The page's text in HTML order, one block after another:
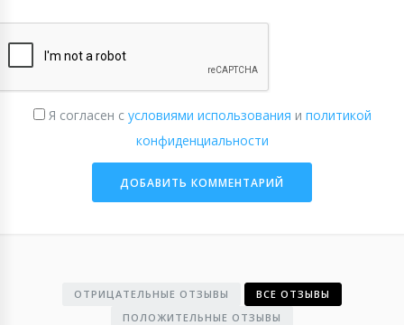
Я согласен с условиями использования и политикой
конфиденциальности
ОТРИЦАТЕЛЬНЫЕ ОТЗЫВЫ
ВСЕ ОТЗЫВЫ
ПОЛОЖИТЕЛЬНЫЕ ОТЗЫВЫ